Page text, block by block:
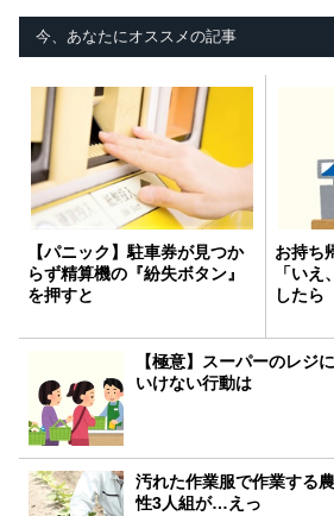
今、あなたにオススメの記事
【パニック】駐車券が見つか
らず精算機の『紛失ボタン』
を押すと
お持ち
「い
したら
【極意】スーパーのレジ
いけない行動は
汚れた作業服で作業する
性3人組が…えっ